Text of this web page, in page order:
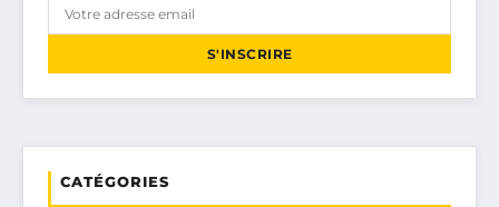
S'INSCRIRE
CATÉGORIES